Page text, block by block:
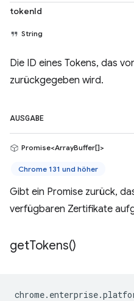
tokenId
String
Die ID eines Tokens, das
zurückgegeben wird.
AUSGABE
Promise<ArrayBuffer[]>
Chrome 131 und höher
Gibt ein Promise zurück,
verfügbaren Zertifikate
getTokens()
chrome. enterprise.